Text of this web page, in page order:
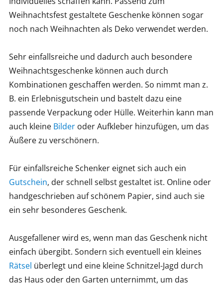
Weihnachtsfest gestaltete Geschenke können sogar
noch nach Weihnachten als Deko verwendet werden.
Sehr einfallsreiche und dadurch auch besondere
Weihnachtsgeschenke können auch durch
Kombinationen geschaffen werden. So nimmt man z.
B. ein Erlebnisgutschein und bastelt dazu eine
passende Verpackung oder Hülle. Weiterhin kann man
auch kleine Bilderoder Aufkleber hinzufügen, um das
Äußere zu verschönern.
Für einfallsreiche Schenker eignet sich auch ein
Gutschein, der schnell selbst gestaltet ist. Online oder
handgeschrieben auf schönem Papier, sind auch sie
ein sehr besonderes Geschenk.
Ausgefallener wird es, wenn man das Geschenk nicht
einfach übergibt. Sondern sich eventuell ein kleines
Rätsel überlegt und eine kleine Schnitzel-Jagd durch
das Haus oder den Garten unternimmt, um das